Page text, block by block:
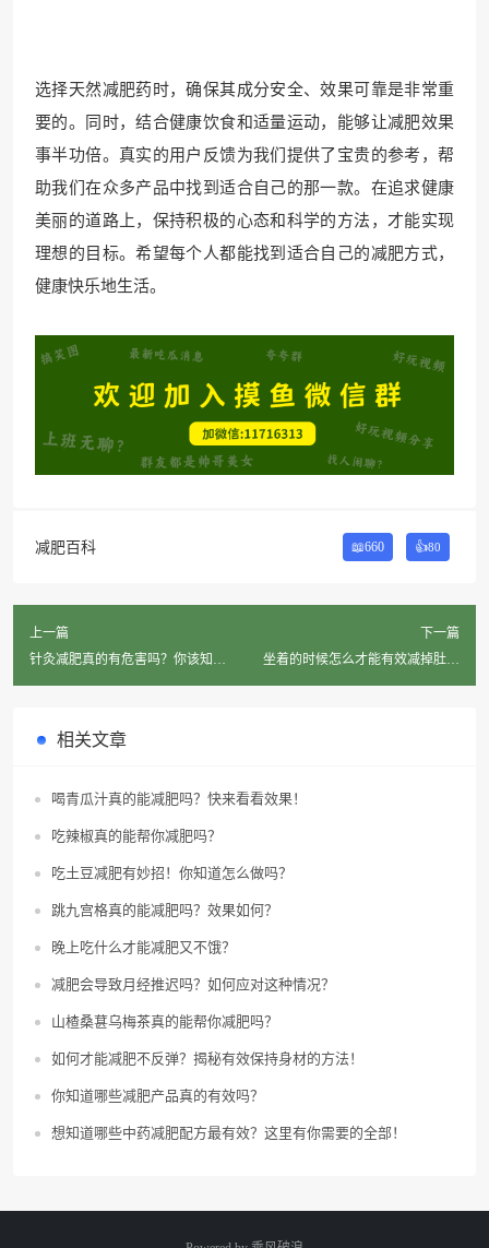
选择天然减肥药时，确保其成分安全、效果可靠是非常重
要的。同时，结合健康饮食和适量运动，能够让减肥效果
事半功倍。真实的用户反馈为我们提供了宝贵的参考，帮
助我们在众多产品中找到适合自己的那一款。在追求健康
美丽的道路上，保持积极的心态和科学的方法，才能实现
理想的目标。希望每个人都能找到适合自己的减肥方式，
健康快乐地生活。
减肥百科 📖660 👍80
上一篇
针灸减肥真的有危害吗？你该知道
下一篇
坐着的时候怎么才能有效减掉肚子
相关文章
喝青瓜汁真的能减肥吗？快来看看效果！
吃辣椒真的能帮你减肥吗？
吃土豆减肥有妙招！你知道怎么做吗？
跳九宫格真的能减肥吗？效果如何？
晚上吃什么才能减肥又不饿？
减肥会导致月经推迟吗？如何应对这种情况？
山楂桑葚乌梅茶真的能帮你减肥吗？
如何才能减肥不反弹？揭秘有效保持身材的方法！
你知道哪些减肥产品真的有效吗？
想知道哪些中药减肥配方最有效？这里有你需要的全部！